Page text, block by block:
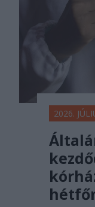
2026.